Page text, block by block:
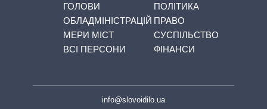
ГОЛОВИ
ОБЛАДМІНІСТРАЦІЙ
МЕРИ МІСТ
ВСІ ПЕРСОНИ
ПОЛІТИКА
ПРАВО
СУСПІЛЬСТВО
ФІНАНСИ
info@slovoidilo.ua